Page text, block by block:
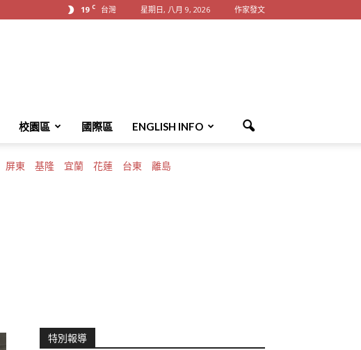
19 C 台灣 星期日, 八月 9, 2026 作家發文
校園區 國際區 ENGLISH INFO
屏東 基隆 宜蘭 花蓮 台東 離島
特別報導